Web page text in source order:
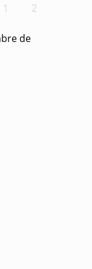
1 2
de